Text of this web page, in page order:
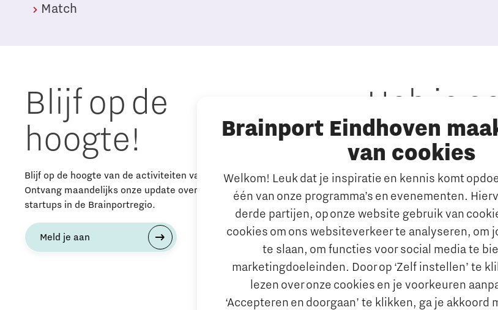
Brainport Eindhoven
van cookies
Welkom! Leuk dat je inspiratie en kennis komt
één van onze programma’s en evenementen.
derde partijen, op onze website gebruik van
cookies om ons websiteverkeer te analyseren, om
te slaan, om functies voor social media te
marketingdoeleinden. Door op ‘Zelf instellen’ te
lezen over onze cookies en je voorkeuren
‘Accepteren en doorgaan’ te klikken, ga je akkoord
Match
Blijf op de
hoogte!
Blijf op de hoogte van de activiteiten van The Gate.
Ontvang maandelijks onze update over nieuws, events en
startups in de Brainportregio.
Meld je aan
Heb je
vraag?
E-mailadres:
Volg ons